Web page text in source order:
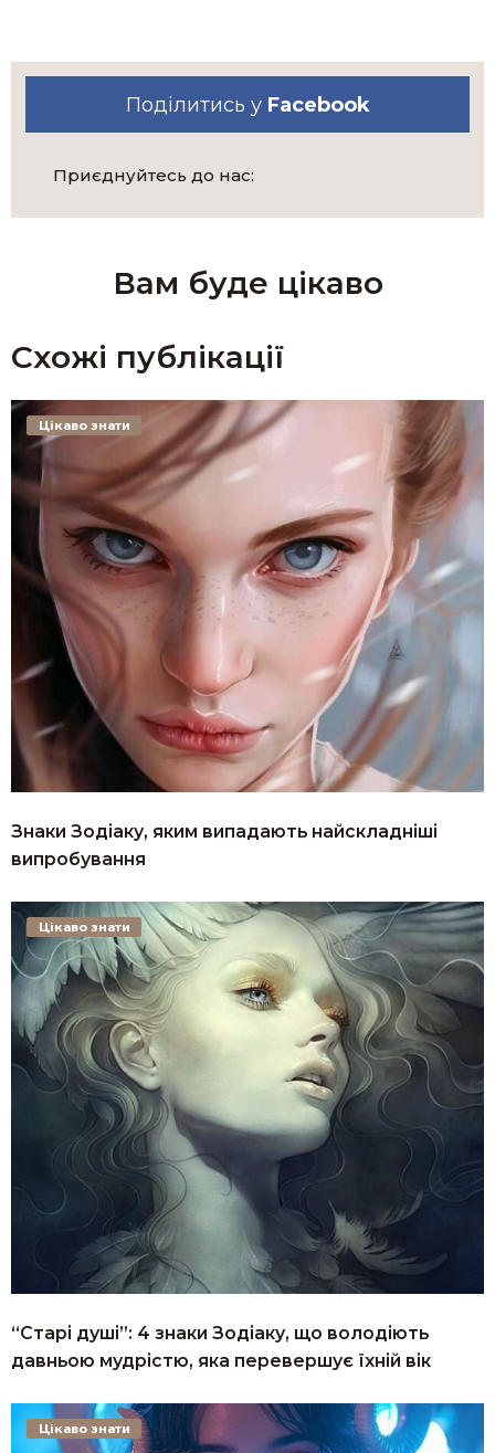
Поділитись у Facebook
Приєднуйтесь до нас:
Вам буде цікаво
Схожі публікації
Знаки Зодіаку, яким випадають найскладніші
випробування
Цікаво знати
“Старі душі”: 4 знаки Зодіаку, що володіють
давньою мудрістю, яка перевершує їхній вік
Цікаво знати
Цікаво знати